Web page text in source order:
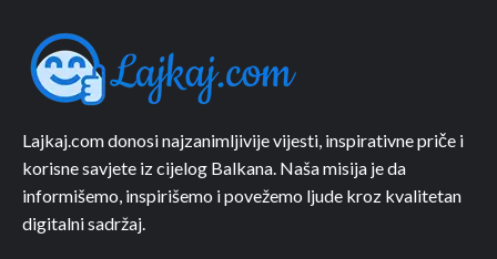
Lajkaj.com donosi najzanimljivije vijesti, inspirativne priče i
korisne savjete iz cijelog Balkana. Naša misija je da
informišemo, inspirišemo i povežemo ljude kroz kvalitetan
digitalni sadržaj.